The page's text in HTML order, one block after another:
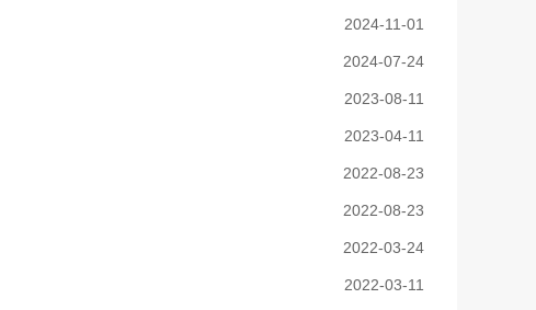
2024-11-01
2024-07-24
2023-08-11
2023-04-11
2022-08-23
2022-08-23
2022-03-24
2022-03-11